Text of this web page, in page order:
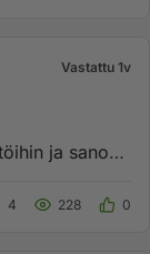
Vastattu 1v
ja sanoo
4 228 0